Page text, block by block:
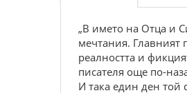
„В името на Отца и
мечтания. Главният
реалността и
писателя още по-
И така един ден